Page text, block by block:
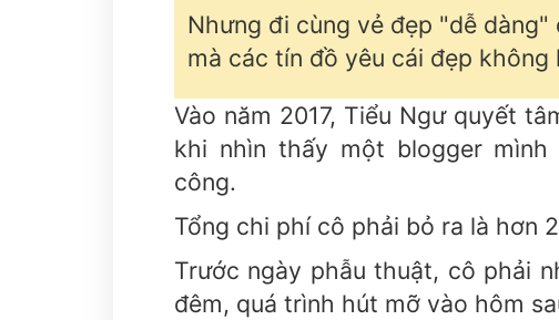
Nhưng đi cùng vẻ đẹp "dễ
mà các tín đồ yêu cái đẹp
Vào năm 2017, Tiểu Ngư quyết
khi nhìn thấy một blogger
công.
Tổng chi phí cô phải bỏ ra là hơn
Trước ngày phẫu thuật, cô phải
đêm, quá trình hút mỡ vào hôm